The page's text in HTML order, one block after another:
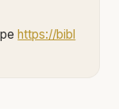
pehttps://bibl